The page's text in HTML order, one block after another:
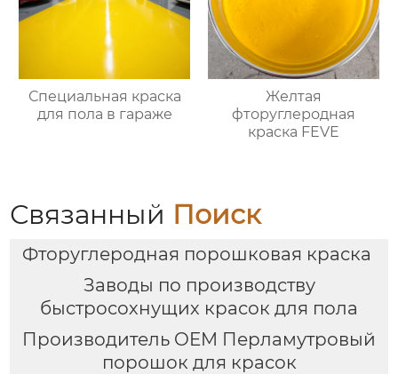
Специальная краска
для пола в гараже
Желтая
фторуглеродная
краска FEVE
Связанный Поиск
Фторуглеродная порошковая краска
Заводы по производству
быстросохнущих красок для пола
Производитель OEM Перламутровый
порошок для красок